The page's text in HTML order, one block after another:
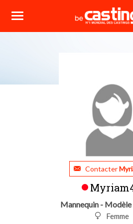
Contacter
Mannequin -
Femme